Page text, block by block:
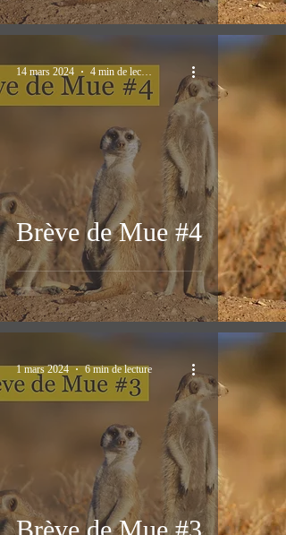
Brève de Mue #4
14 mars 2024
1 mars 2024 6 min de lecture